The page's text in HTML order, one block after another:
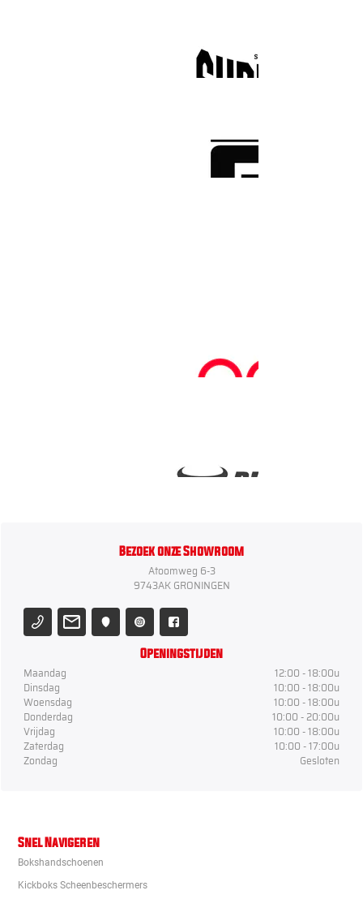
Bezoek onze Showroom
Atoomweg 6-3
9743AK GRONINGEN
Openingstijden
Maandag
12:00 - 18:00u
Dinsdag
10:00 - 18:00u
Woensdag
10:00 - 18:00u
Donderdag
10:00 - 20:00u
Vrijdag
10:00 - 18:00u
Zaterdag
10:00 - 17:00u
Zondag
Gesloten
Snel Navigeren
Bokshandschoenen
Kickboks Scheenbeschermers